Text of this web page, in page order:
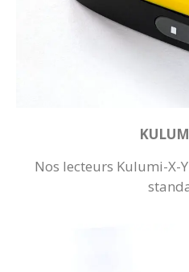
Nos lecteurs Kulumi-X-